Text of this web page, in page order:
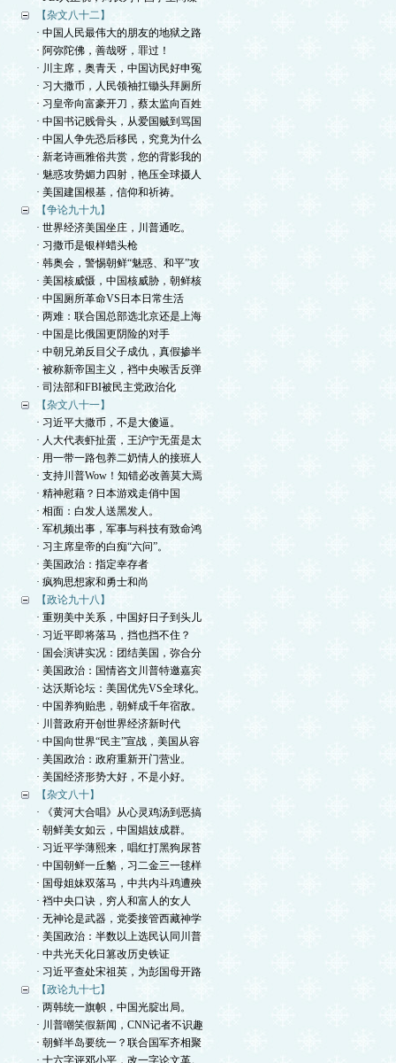
【杂文八十二】
· 中国人民最伟大的朋友的地狱之路
· 阿弥陀佛，善哉呀，罪过！
· 川主席，奥青天，中国访民好申冤
· 习大撒币，人民领袖扛锄头拜厕所
· 习皇帝向富豪开刀，蔡太监向百姓
· 中国书记贱骨头，从爱国贼到骂国
· 中国人争先恐后移民，究竟为什么
· 新老诗画雅俗共赏，您的背影我的
· 魅惑攻势媚力四射，艳压全球摄人
· 美国建国根基，信仰和祈祷。
【争论九十九】
· 世界经济美国坐庄，川普通吃。
· 习撒币是银样蜡头枪
· 韩奥会，警惕朝鲜“魅惑、和平”攻
· 美国核威慑，中国核威胁，朝鲜核
· 中国厕所革命VS日本日常生活
· 两难：联合国总部选北京还是上海
· 中国是比俄国更阴险的对手
· 中朝兄弟反目父子成仇，真假掺半
· 被称新帝国主义，裆中央喉舌反弹
· 司法部和FBI被民主党政治化
【杂文八十一】
· 习近平大撒币，不是大傻逼。
· 人大代表虾扯蛋，王沪宁无蛋是太
· 用一带一路包养二奶情人的接班人
· 支持川普Wow！知错必改善莫大焉
· 精神慰藉？日本游戏走俏中国
· 相面：白发人送黑发人。
· 军机频出事，军事与科技有致命鸿
· 习主席皇帝的白痴“六问”。
· 美国政治：指定幸存者
· 疯狗思想家和勇士和尚
【政论九十八】
· 重朔美中关系，中国好日子到头儿
· 习近平即将落马，挡也挡不住？
· 国会演讲实况：团结美国，弥合分
· 美国政治：国情咨文川普特邀嘉宾
· 达沃斯论坛：美国优先VS全球化。
· 中国养狗贻患，朝鲜成千年宿敌。
· 川普政府开创世界经济新时代
· 中国向世界“民主”宣战，美国从容
· 美国政治：政府重新开门营业。
· 美国经济形势大好，不是小好。
【杂文八十】
· 《黄河大合唱》从心灵鸡汤到恶搞
· 朝鲜美女如云，中国娼妓成群。
· 习近平学薄熙来，唱红打黑狗尿苔
· 中国朝鲜一丘貉，习二金三一毬样
· 国母姐妹双落马，中共内斗鸡遭殃
· 裆中央口诀，穷人和富人的女人
· 无神论是武器，党委接管西藏神学
· 美国政治：半数以上选民认同川普
· 中共光天化日篡改历史铁证
· 习近平查处宋祖英，为彭国母开路
【政论九十七】
· 两韩统一旗帜，中国光腚出局。
· 川普嘲笑假新闻，CNN记者不识趣
· 朝鲜半岛要统一？联合国军齐相聚
· 十六字评邓小平，改一字论文革。